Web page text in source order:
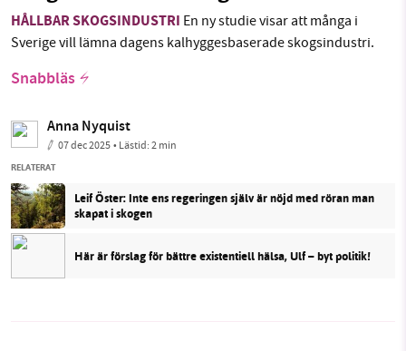
HÅLLBAR SKOGSINDUSTRI En ny studie visar att många i
Sverige vill lämna dagens kalhyggesbaserade skogsindustri.
Snabbläs
Anna Nyquist
07 dec 2025• Lästid:2 min
RELATERAT
Leif Öster: Inte ens regeringen själv är nöjd med röran man
skapat i skogen
Här är förslag för bättre existentiell hälsa, Ulf – byt politik!